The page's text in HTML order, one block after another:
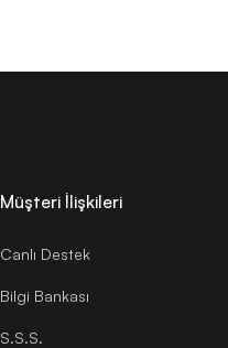
Müşteri İlişkileri
Canlı Destek
Bilgi Bankası
S.S.S.